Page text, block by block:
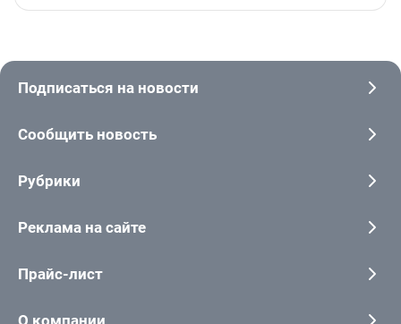
Подписаться на новости
Сообщить новость
Рубрики
Реклама на сайте
Прайс-лист